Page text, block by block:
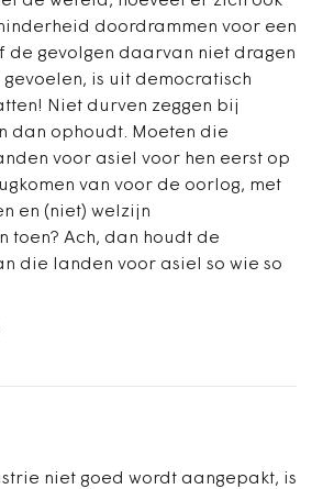
doordrammen voor een
de gevolgen daarvan niet dragen
is uit democratisch
Niet durven zeggen bij
dan ophoudt. Moeten die
voor asiel voor hen eerst op
van voor de oorlog, met
en (niet) welzijn
toen? Ach, dan houdt de
die landen voor asiel so wie so
niet goed wordt aangepakt, is